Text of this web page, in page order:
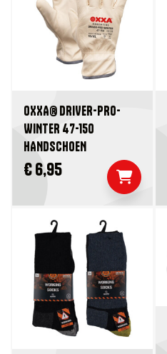
OXXA® DRIVER-PRO-
WINTER 47-150
HANDSCHOEN
€ 6,95